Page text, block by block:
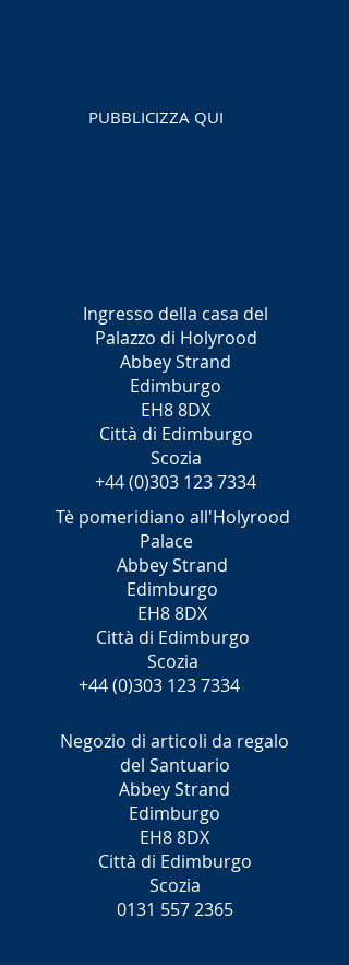
PUBBLICIZZA QUI
Ingresso della casa del
Palazzo di Holyrood
Abbey Strand
Edimburgo
EH8 8DX
Città di Edimburgo
Scozia
+44 (0)303 123 7334
Tè pomeridiano all'Holyrood
Palace
Abbey Strand
Edimburgo
EH8 8DX
Città di Edimburgo
Scozia
+44 (0)303 123 7334
Negozio di articoli da regalo
del Santuario
Abbey Strand
Edimburgo
EH8 8DX
Città di Edimburgo
Scozia
0131 557 2365